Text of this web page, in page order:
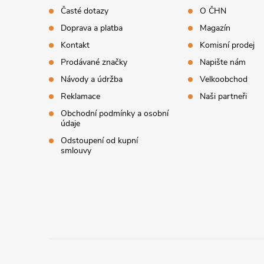
Časté dotazy
Doprava a platba
Kontakt
Prodávané značky
Návody a údržba
Reklamace
Obchodní podmínky a osobní
údaje
Odstoupení od kupní
smlouvy
O ČHN
Magazín
Komisní prodej
Napište nám
Velkoobchod
Naši partneři